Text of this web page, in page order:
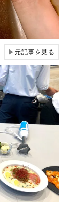
▶元記事を見る